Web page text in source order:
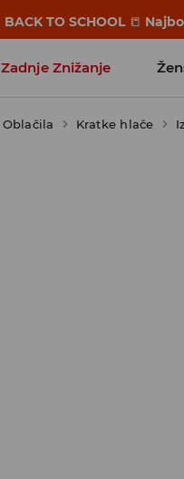
BACK TO SCHOOL 📒
Zadnje Znižanje
Favoriti vplivnežev
Oblačila Kratke hlače